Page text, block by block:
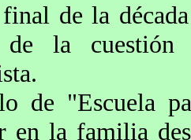
de la
de la cuestión
de "Escuela
en la familia